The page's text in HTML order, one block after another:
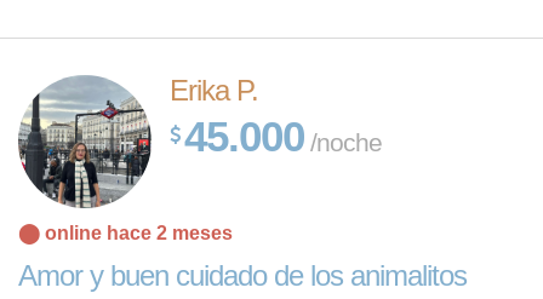
Erika P.
45.000 /noche
⬤ online hace 2 meses
Amor y buen cuidado de los animalitos